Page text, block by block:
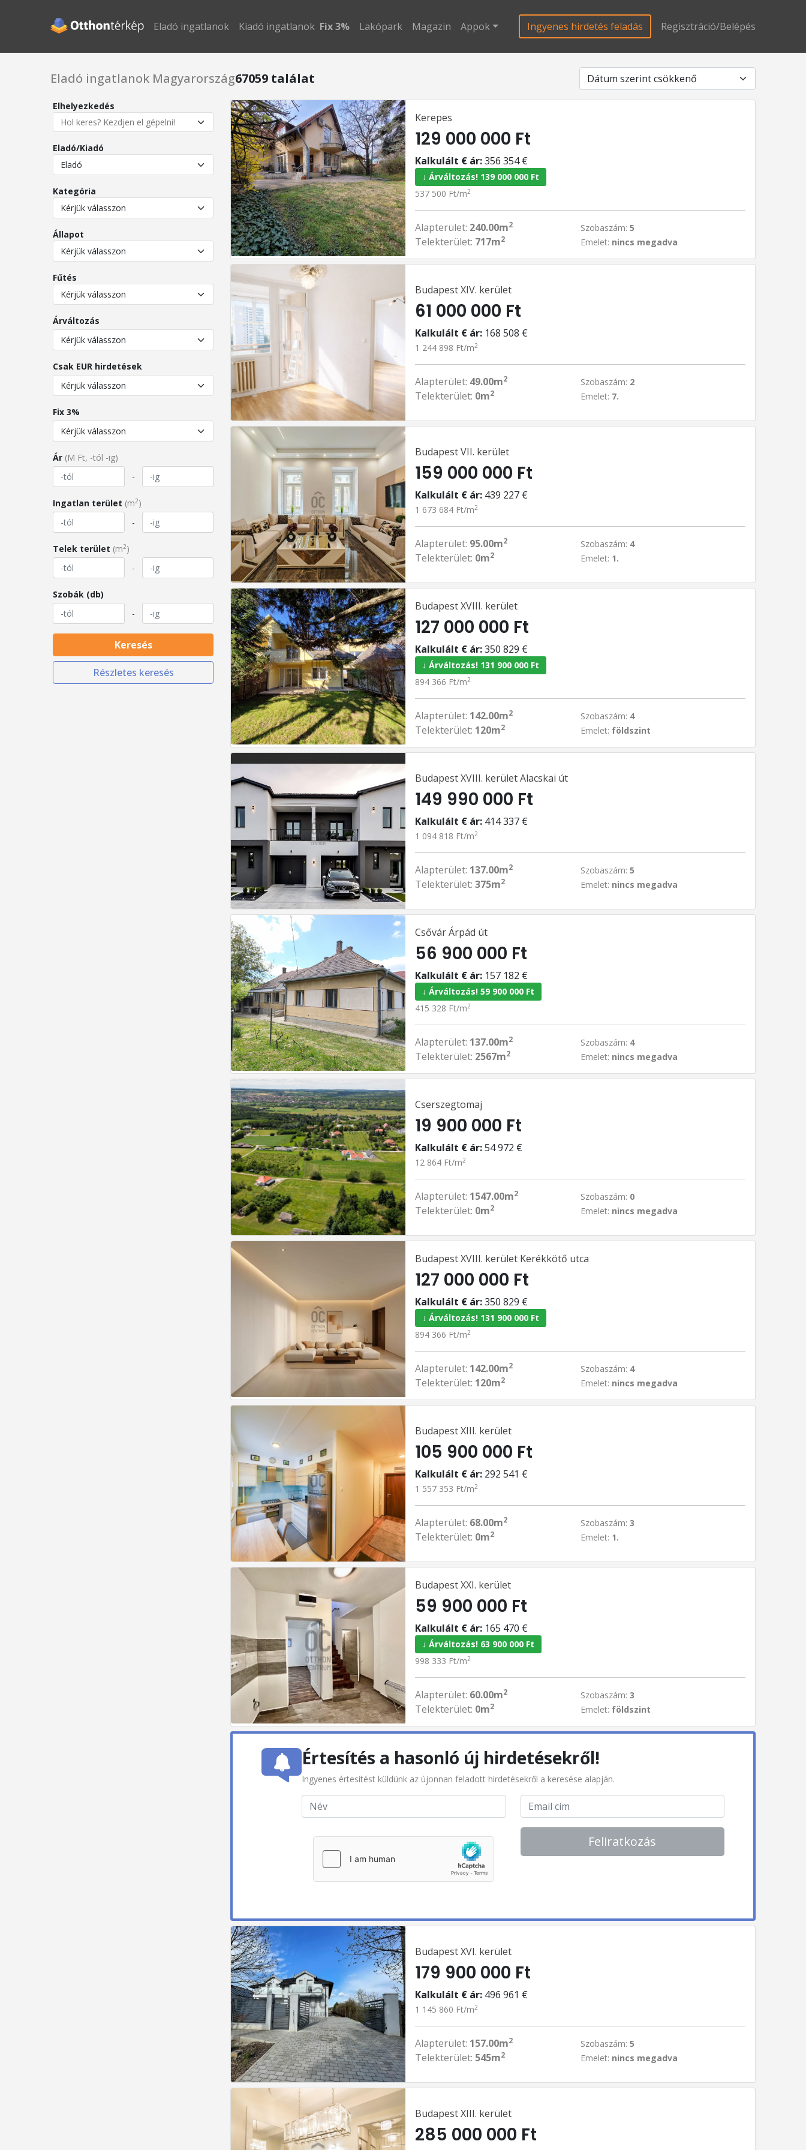
Eladó ingatlanok Kiadó ingatlanok Fix 3% Lakópark Magazin Appok Ingyenes hirdetés feladás Regisztráció/Belépés
Eladó ingatlanok Magyarország67059 találat
Elhelyezkedés
Eladó/Kiadó
Kategória
Állapot
Fűtés
Árváltozás
Csak EUR hirdetések
Fix 3%
Ár (M Ft, -tól -ig)
-
Ingatlan terület (m2)
-
Telek terület (m2)
-
Szobák (db)
-
Keresés
Részletes keresés
Kerepes
129 000 000 Ft
Kalkulált € ár:356 354 €
↓ Árváltozás! 139 000 000 Ft
537 500 Ft/m2
Alapterület: 240.00m2
Telekterület: 717m2
Szobaszám: 5
Emelet: nincs megadva
Budapest XIV. kerület
61 000 000 Ft
Kalkulált € ár: 168 508 €
1 244 898 Ft/m2
Alapterület: 49.00m2
Telekterület: 0m2
Szobaszám: 2
Emelet: 7.
Budapest VII. kerület
159 000 000 Ft
Kalkulált € ár: 439 227 €
1 673 684 Ft/m2
Alapterület: 95.00m2
Telekterület: 0m2
Szobaszám: 4
Emelet: 1.
Budapest XVIII. kerület
127 000 000 Ft
Kalkulált € ár:350 829 €
↓ Árváltozás! 131 900 000 Ft
894 366 Ft/m2
Alapterület: 142.00m2
Telekterület: 120m2
Szobaszám: 4
Emelet: földszint
Budapest XVIII. kerület Alacskai út
149 990 000 Ft
Kalkulált € ár: 414 337 €
1 094 818 Ft/m2
Alapterület: 137.00m2
Telekterület:375m2
Szobaszám: 5
Emelet: nincs megadva
Csővár Árpád út
56 900 000 Ft
Kalkulált € ár: 157 182 €
↓ Árváltozás! 59 900 000 Ft
415 328 Ft/m2
Alapterület: 137.00m2
Telekterület: 2567m2
Szobaszám: 4
Emelet: nincs megadva
Cserszegtomaj
19 900 000 Ft
Kalkulált € ár:54 972 €
12 864 Ft/m2
Alapterület: 1547.00m2
Telekterület: 0m2
Szobaszám: 0
Emelet: nincs megadva
Budapest XVIII. kerület Kerékkötő utca
127 000 000 Ft
Kalkulált € ár:350 829 €
↓ Árváltozás! 131 900 000 Ft
894 366 Ft/m2
Alapterület: 142.00m2
Telekterület: 120m2
Szobaszám: 4
Emelet: nincs megadva
Budapest XIII. kerület
105 900 000 Ft
Kalkulált € ár: 292 541 €
1 557 353 Ft/m2
Alapterület: 68.00m2
Telekterület: 0m2
Szobaszám: 3
Emelet: 1.
Budapest XXI. kerület
59 900 000 Ft
Kalkulált € ár: 165 470 €
↓ Árváltozás! 63 900 000 Ft
998 333 Ft/m2
Alapterület: 60.00m2
Telekterület: 0m2
Szobaszám: 3
Emelet: földszint
Értesítés a hasonló új hirdetésekről!
Ingyenes értesítést küldünk az újonnan feladott hirdetésekről a keresése alapján.
Feliratkozás
Budapest XVI. kerület
179 900 000 Ft
Kalkulált € ár: 496 961 €
1 145 860 Ft/m2
Alapterület: 157.00m2
Telekterület: 545m2
Szobaszám: 5
Emelet: nincs megadva
Budapest XIII. kerület
285 000 000 Ft